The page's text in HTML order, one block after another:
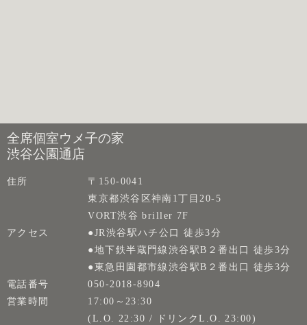
全席個室ウメ子の家
渋谷公園通店
住所
〒150-0041
東京都渋谷区神南1丁目20-5
VORT渋谷 briller 7F
アクセス
●JR渋谷駅ハチ公口 徒歩3分
●地下鉄半蔵門線渋谷駅B２番出口 徒歩3分
●東急田園都市線渋谷駅B２番出口 徒歩3分
電話番号
050-2018-8904
営業時間
17:00～23:30
(L.O. 22:30 / ドリンクL.O. 23:00)